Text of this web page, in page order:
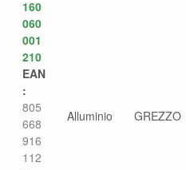
160
060
001
210
EAN
:
805
668
916
112
Alluminio GREZZO